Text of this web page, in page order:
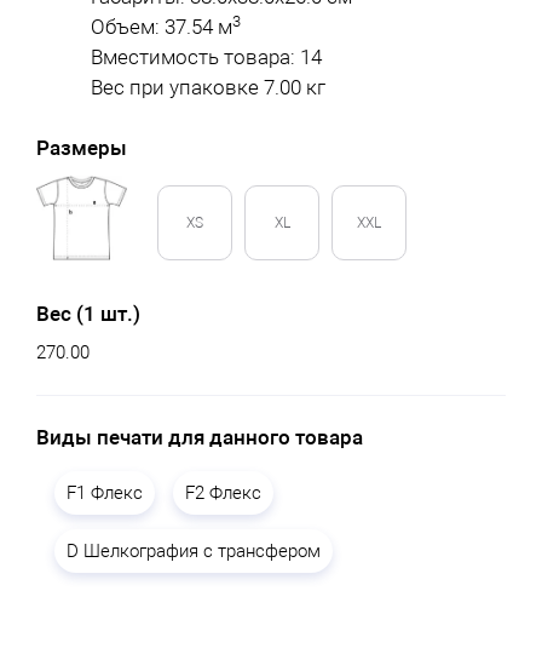
Объем: 37.54 м3
Вместимость товара: 14
Вес при упаковке 7.00 кг
Размеры
XS XL XXL
Вес (1 шт.)
270.00
Виды печати для данного товара
F1 Флекс F2 Флекс
D Шелкография с трансфером